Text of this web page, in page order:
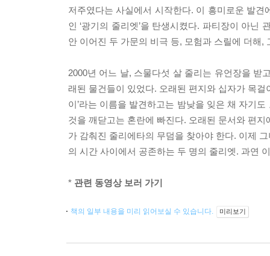
저주였다는 사실에서 시작한다. 이 흥미로운 발
인 ‘광기의 줄리엣’을 탄생시켰다. 파티장이 아
안 이어진 두 가문의 비극 등, 모험과 스릴에 더해
2000년 어느 날, 스물다섯 살 줄리는 유언장을 받
래된 물건들이 있었다. 오래된 편지와 십자가 목
이’라는 이름을 발견하고는 밤낮을 잊은 채 자기
것을 깨닫고는 혼란에 빠진다. 오래된 문서와 편
가 감춰진 줄리에타의 무덤을 찾아야 한다. 이제
의 시간 사이에서 공존하는 두 명의 줄리엣. 과연
* 관련 동영상 보러 가기
책의 일부 내용을 미리 읽어보실 수 있습니다. 미리보기